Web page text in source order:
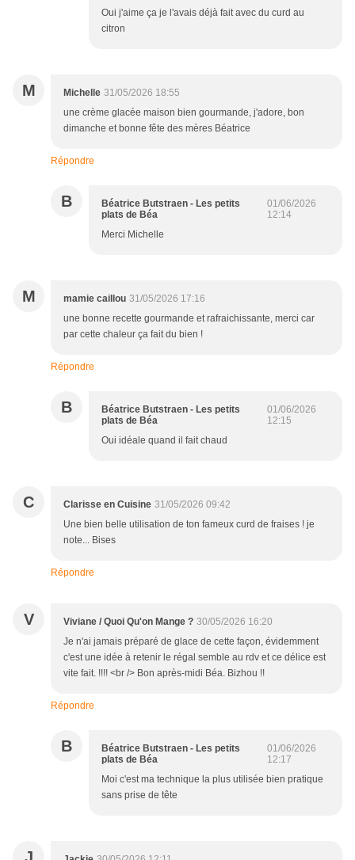
Oui j'aime ça je l'avais déjà fait avec du curd au
citron
M Michelle 31/05/2026 18:55
une crème glacée maison bien gourmande, j'adore, bon
dimanche et bonne fête des mères Béatrice
Répondre
B
Béatrice Butstraen - Les petits
plats de Béa
01/06/2026
12:14
Merci Michelle
M mamie caillou 31/05/2026 17:16
une bonne recette gourmande et rafraichissante, merci car
par cette chaleur ça fait du bien !
Répondre
B
Béatrice Butstraen - Les petits
plats de Béa
01/06/2026
12:15
Oui idéale quand il fait chaud
C Clarisse en Cuisine 31/05/2026 09:42
Une bien belle utilisation de ton fameux curd de fraises ! je
note... Bises
Répondre
V Viviane / Quoi Qu'on Mange ? 30/05/2026 16:20
Je n'ai jamais préparé de glace de cette façon, évidemment
c'est une idée à retenir le régal semble au rdv et ce délice est
vite fait. !!!! <br /> Bon après-midi Béa. Bizhou !!
Répondre
B
Béatrice Butstraen - Les petits
plats de Béa
01/06/2026
12:17
Moi c'est ma technique la plus utilisée bien pratique
sans prise de tête